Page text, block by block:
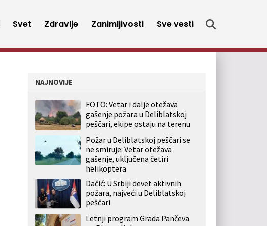
Svet Zdravlje Zanimljivosti Sve vesti
NAJNOVIJE
FOTO: Vetar i dalje otežava
gašenje požara u Deliblatskoj
peščari, ekipe ostaju na terenu
Požar u Deliblatskoj peščari se
ne smiruje: Vetar otežava
gašenje, uključena četiri
helikoptera
Dačić: U Srbiji devet aktivnih
požara, najveći u Deliblatskoj
peščari
Letnji program Grada Pančeva